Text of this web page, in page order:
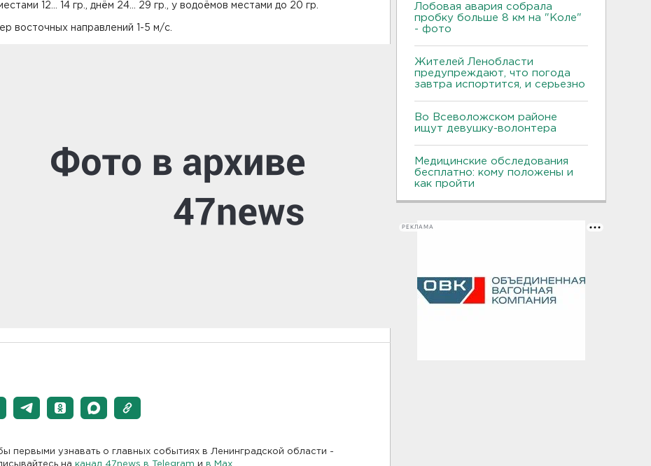
12... 14 гр., днём 24... 29 гр., у водоёмов местами до 20 гр.
восточных направлений 1-5 м/с.
первыми узнавать о главных событиях в Ленинградской области -
на канал 47news в Telegram и в Maх
Лобовая авария собрала
пробку больше 8 км на "Коле"
- фото
Жителей Ленобласти
предупреждают, что погода
завтра испортится, и серьезно
Во Всеволожском районе
ищут девушку-волонтера
Медицинские обследования
бесплатно: кому положены и
как пройти
РЕКЛАМА